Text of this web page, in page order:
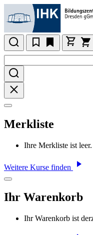
Merkliste
Ihre Merkliste ist leer.
Weitere Kurse finden
Ihr Warenkorb
Ihr Warenkorb ist